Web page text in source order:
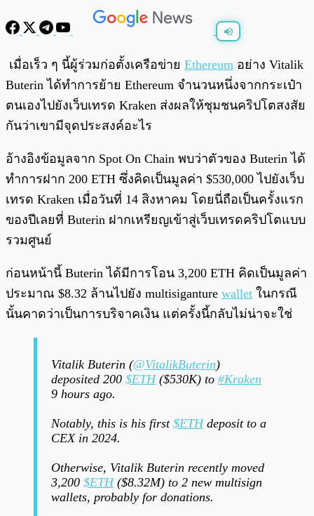
พร้อมเล่น 0:00
เมื่อเร็ว ๆ นี้ผู้ร่วมก่อตั้งเครือข่าย Ethereum อย่าง Vitalik
Buterin ได้ทำการย้าย Ethereum จำนวนหนึ่งจากกระเป๋า
ตนเองไปยังเว็บเทรด Kraken ส่งผลให้ชุมชนคริปโตสงสัย
กันว่าเขามีจุดประสงค์อะไร
อ้างอิงข้อมูลจาก Spot On Chain พบว่าตัวของ Buterin ได้
ทำการฝาก 200 ETH ซึ่งคิดเป็นมูลค่า $530,000 ไปยังเว็บ
เทรด Kraken เมื่อวันที่ 14 สิงหาคม โดยนี่ถือเป็นครั้งแรก
ของปีเลยที่ Buterin ฝากเหรียญเข้าสู่เว็บเทรดคริปโตแบบ
รวมศูนย์
ก่อนหน้านี้ Buterin ได้มีการโอน 3,200 ETH คิดเป็นมูลค่า
ประมาณ $8.32 ล้านไปยัง multisiganture wallet ในกรณี
นั้นคาดว่าเป็นการบริจาคเงิน แต่ครั้งนี้กลับไม่น่าจะใช่
Vitalik Buterin (@VitalikButerin)
deposited 200 $ETH($530K) to #Kraken
9 hours ago.
Notably, this is his first $ETHdeposit to a
CEX in 2024.
Otherwise, Vitalik Buterin recently moved
3,200 $ETH($8.32M) to 2 new multisign
wallets, probably for donations.